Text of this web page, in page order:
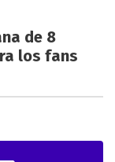
de 8
los fans